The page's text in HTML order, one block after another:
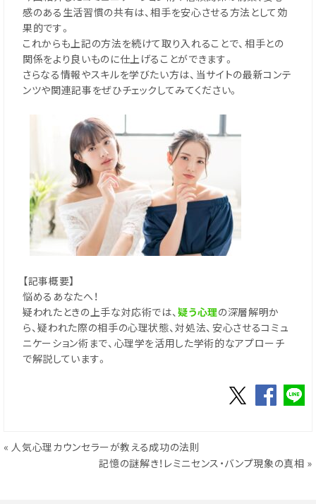
感のある生活習慣の共有は、相手を安心させる方法として効
果的です。
これからも上記の方法を続けて取り入れることで、相手との
関係をより良いものに仕上げることができます。
さらなる情報やスキルを学びたい方は、当サイトの最新コンテ
ンツや関連記事をぜひチェックしてみてください。
【記事概要】
悩めるあなたへ！
疑われたときの上手な対応術では、疑う心理の深層解明か
ら、疑われた際の相手の心理状態、対処法、安心させるコミュ
ニケーション術まで、心理学を活用した学術的なアプローチ
で解説しています。
« 人気心理カウンセラーが教える成功の法則
記憶の謎解き！レミニセンス・バンプ現象の真相 »